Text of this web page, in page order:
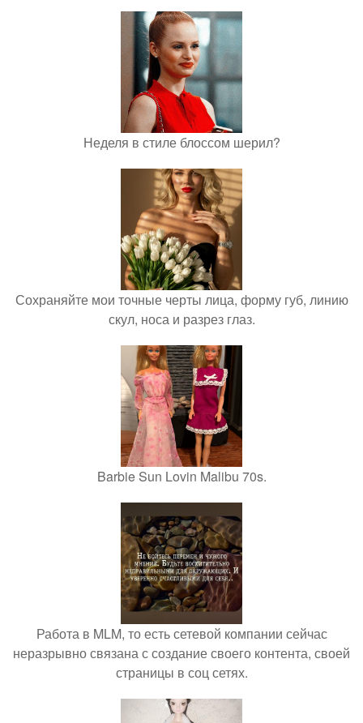
Неделя в стиле блоссом шерил?
Сохраняйте мои точные черты лица, форму губ, линию
скул, носа и разрез глаз.
Barbie Sun Lovin Malibu 70s.
Работа в MLM, то есть сетевой компании сейчас
неразрывно связана с создание своего контента, своей
страницы в соц сетях.